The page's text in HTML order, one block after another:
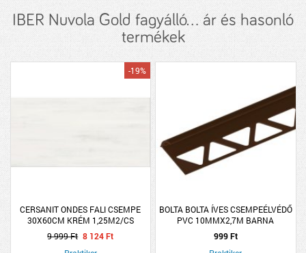
IBER Nuvola Gold fagyálló... ár és hasonló
termékek
CERSANIT ONDES FALI CSEMPE
30X60CM KRÉM 1,25M2/CS
-19%
9 999 Ft 8 124 Ft
BOLTA BOLTA ÍVES CSEMPEÉLVÉDŐ
PVC 10MMX2,7M BARNA
999 Ft